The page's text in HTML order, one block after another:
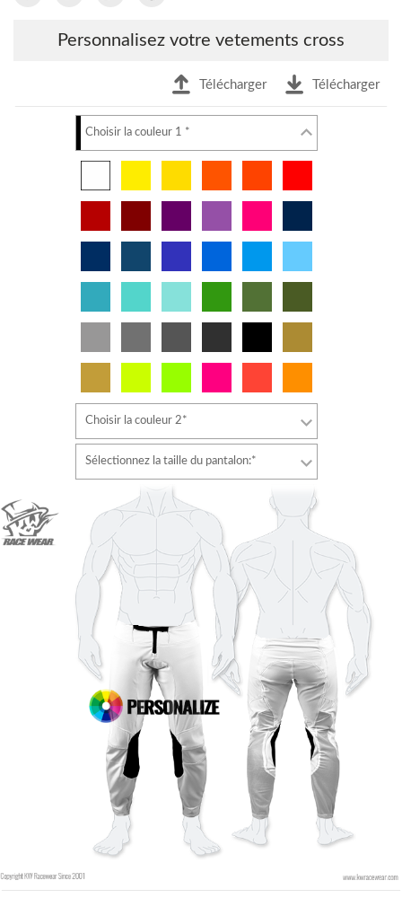
Personnalisez votre vetements cross
Télécharger Télécharger
Choisir la couleur 1 *
Choisir la couleur 2*
Sélectionnez la taille du pantalon:*